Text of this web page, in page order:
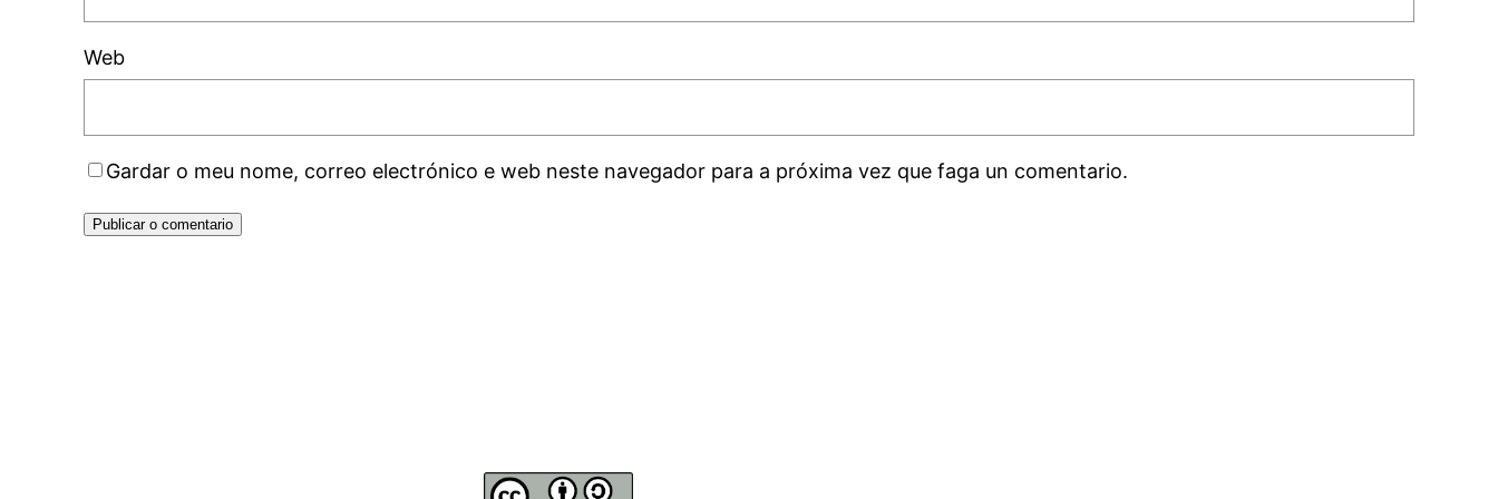
Web
Gardar o meu nome, correo electrónico e web neste navegador para a próxima vez que faga un comentario.